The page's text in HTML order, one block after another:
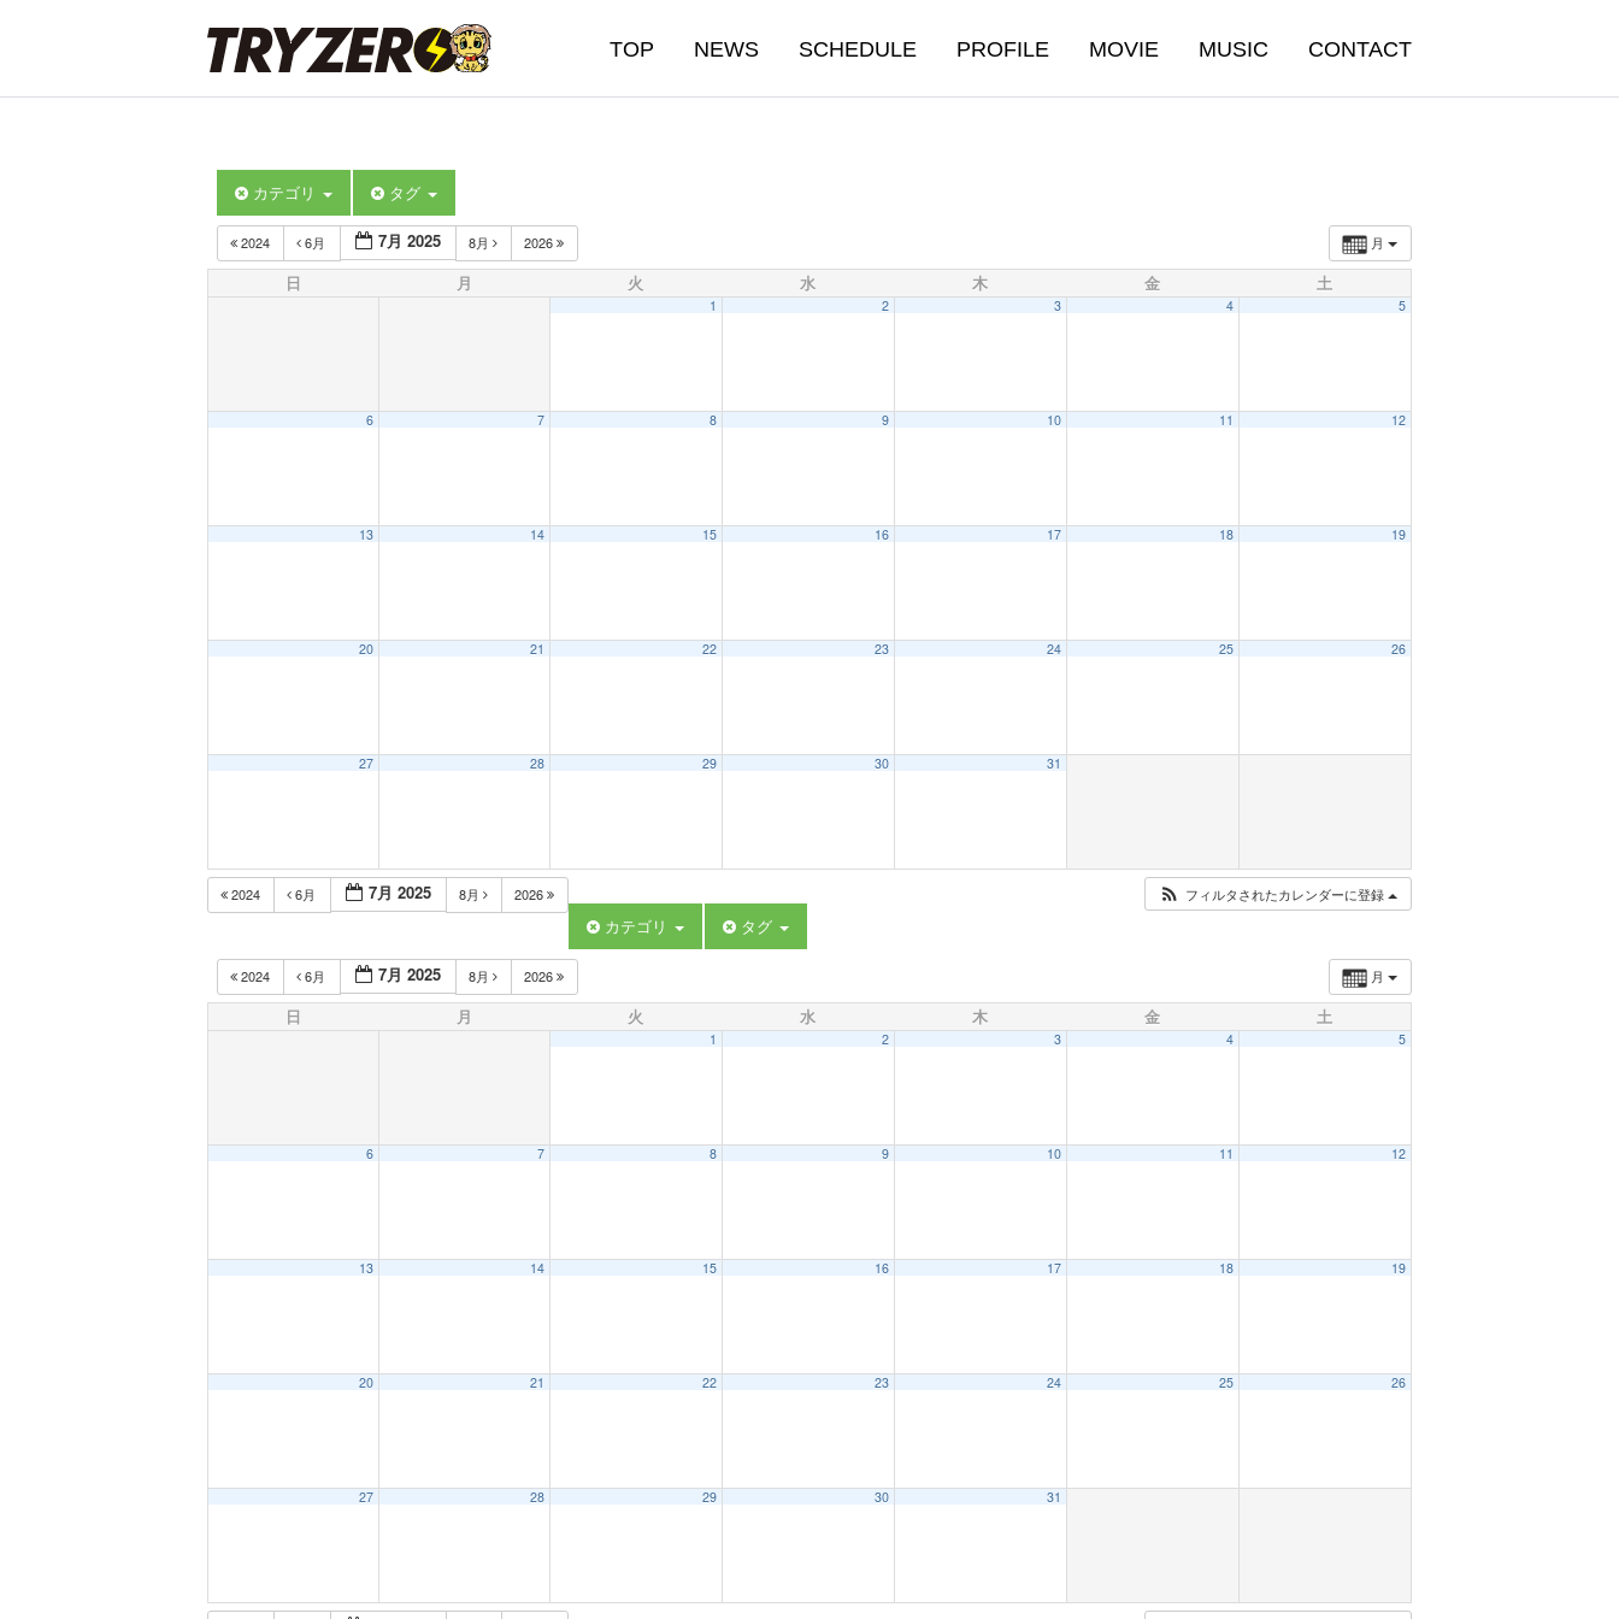
TOP NEWS SCHEDULE PROFILE MOVIE MUSIC CONTACT
カテゴリ タグ
月
2024 6月 7月 2025 8月 2026
日 月 火 水 木 金 土
1 2 3 4 5
6 7 8 9 10 11 12
13 14 15 16 17 18 19
20 21 22 23 24 25 26
27 28 29 30 31
2024 6月 7月 2025 8月 2026 フィルタされたカレンダーに登録
カテゴリ タグ
月
2024 6月 7月 2025 8月 2026
日 月 火 水 木 金 土
1 2 3 4 5
6 7 8 9 10 11 12
13 14 15 16 17 18 19
20 21 22 23 24 25 26
27 28 29 30 31